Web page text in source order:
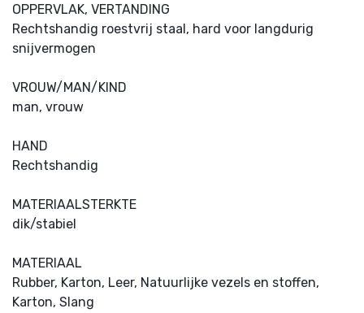
OPPERVLAK, VERTANDING
Rechtshandig roestvrij staal, hard voor langdurig
snijvermogen
VROUW/MAN/KIND
man, vrouw
HAND
Rechtshandig
MATERIAALSTERKTE
dik/stabiel
MATERIAAL
Rubber, Karton, Leer, Natuurlijke vezels en stoffen,
Karton, Slang